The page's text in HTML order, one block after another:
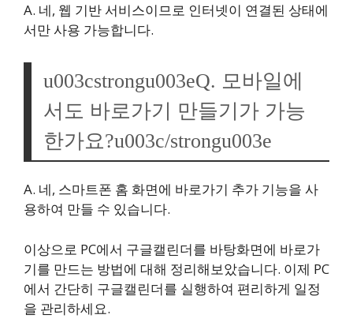
A. 네, 웹 기반 서비스이므로 인터넷이 연결된 상태에
서만 사용 가능합니다.
u003cstrongu003eQ. 모바일에
서도 바로가기 만들기가 가능
한가요?u003c/strongu003e
A. 네, 스마트폰 홈 화면에 바로가기 추가 기능을 사
용하여 만들 수 있습니다.
이상으로 PC에서 구글캘린더를 바탕화면에 바로가
기를 만드는 방법에 대해 정리해보았습니다. 이제 PC
에서 간단히 구글캘린더를 실행하여 편리하게 일정
을 관리하세요.